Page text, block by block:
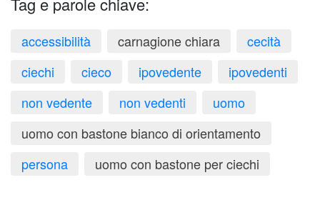
accessibilità carnagione chiara
cecità
ciechi
cieco ipovedente
ipovedenti
non vedente
non vedenti
uomo
uomo con bastone bianco di orientamento
persona
uomo con bastone per ciechi